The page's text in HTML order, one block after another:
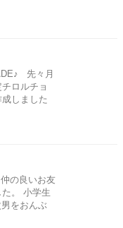
先々月
ロルチョ
しました
の良いお友
。 小学生
をおんぶ